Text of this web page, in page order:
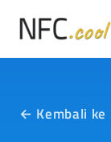
← Kembali ke